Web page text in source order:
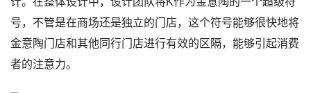
号，不管是在商场还是独立的门店，这个符号能够很快地将
金意陶门店和其他同行门店进行有效的区隔，能够引起消费
者的注意力。